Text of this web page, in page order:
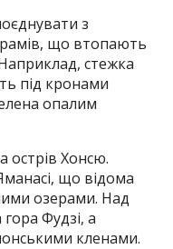
з
що втопають
стежка
під кронами
опалим
острів Хонсю.
що відома
озерами. Над
Фудзі, а
кленами.